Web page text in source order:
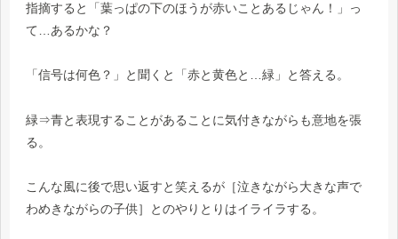
指摘すると「葉っぱの下のほうが赤いことあるじゃん！」っ
て…あるかな？
「信号は何色？」と聞くと「赤と黄色と…緑」と答える。
緑⇒青と表現することがあることに気付きながらも意地を張
る。
こんな風に後で思い返すと笑えるが［泣きながら大きな声で
わめきながらの子供］とのやりとりはイライラする。